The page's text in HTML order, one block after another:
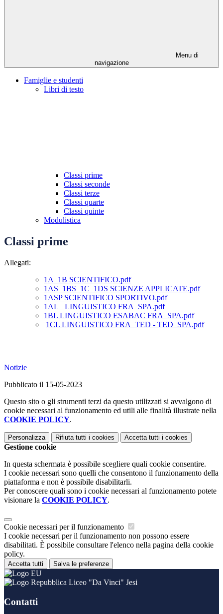
Menu di
navigazione
Famiglie e studenti
Libri di testo
Classi prime
Classi seconde
Classi terze
Classi quarte
Classi quinte
Modulistica
Classi prime
Allegati:
1A_1B SCIENTIFICO.pdf
1AS_1BS_1C_1DS SCIENZE APPLICATE.pdf
1ASP SCIENTIFICO SPORTIVO.pdf
1AL_ LINGUISTICO FRA_SPA.pdf
1BL LINGUISTICO ESABAC FRA_SPA.pdf
1CL LINGUISTICO FRA_TED - TED_SPA.pdf
Notizie
Pubblicato il 15-05-2023
Questo sito o gli strumenti terzi da questo utilizzati si avvalgono di
cookie necessari al funzionamento ed utili alle finalità illustrate nella
COOKIE POLICY.
Personalizza Rifiuta tutti i cookies Accetta tutti i cookies
Gestione cookie
In questa schermata è possibile scegliere quali cookie consentire.
I cookie necessari sono quelli che consentono il funzionamento della
piattaforma e non è possibile disabilitarli.
Per conoscere quali sono i cookie necessari al funzionamento potete
visionare la COOKIE POLICY.
Cookie necessari per il funzionamento
I cookie necessari per il funzionamento non possono essere
disabilitati. È possibile consultare l'elenco nella pagina della cookie
policy.
Accetta tutti Salva le preferenze
Liceo "Da Vinci" Jesi
Contatti